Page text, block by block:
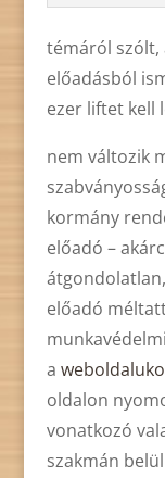
témáról szólt,
előadásból
ezer liftet kell
nem változik
kormány
előadó –
előadó
a
oldalon
vonatkozó
szakmán